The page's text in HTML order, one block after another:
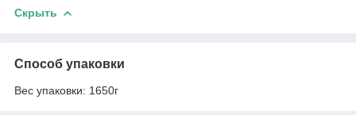
Скрыть
Способ упаковки
Вес упаковки: 1650г